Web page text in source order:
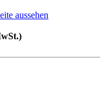
aussehen